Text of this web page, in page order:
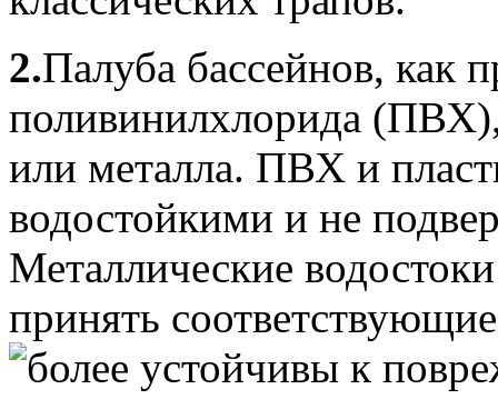
2.Палуба бассейнов, как
поливинилхлорида
или металла. ПВХ и
водостойкими и не
Металлические
принять
более устойчивы к